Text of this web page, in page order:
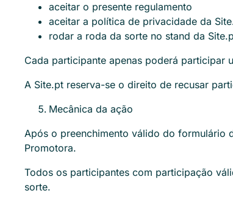
aceitar o presente regulamento
aceitar a política de privacidade da
rodar a roda da sorte no stand da
Cada participante apenas poderá participar
A Site.pt reserva-se o direito de recusar
Mecânica da ação
Após o preenchimento válido do formulário
Promotora.
Todos os participantes com participação
sorte.